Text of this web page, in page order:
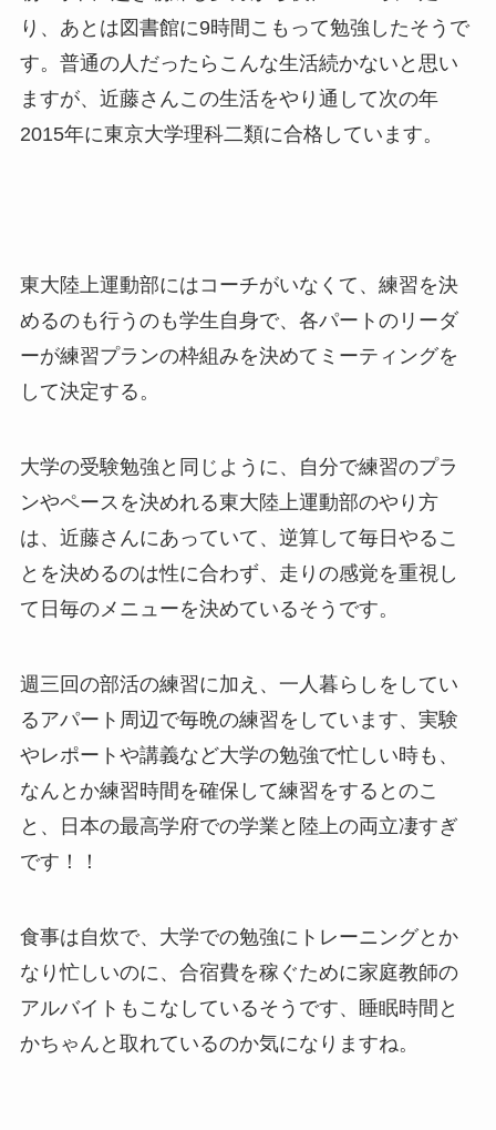
り、あとは図書館に9時間こもって勉強したそうで
す。普通の人だったらこんな生活続かないと思い
ますが、近藤さんこの生活をやり通して次の年
2015年に東京大学理科二類に合格しています。
東大陸上運動部にはコーチがいなくて、練習を決
めるのも行うのも学生自身で、各パートのリーダ
ーが練習プランの枠組みを決めてミーティングを
して決定する。
大学の受験勉強と同じように、自分で練習のプラ
ンやペースを決めれる東大陸上運動部のやり方
は、近藤さんにあっていて、逆算して毎日やるこ
とを決めるのは性に合わず、走りの感覚を重視し
て日毎のメニューを決めているそうです。
週三回の部活の練習に加え、一人暮らしをしてい
るアパート周辺で毎晩の練習をしています、実験
やレポートや講義など大学の勉強で忙しい時も、
なんとか練習時間を確保して練習をするとのこ
と、日本の最高学府での学業と陸上の両立凄すぎ
です！！
食事は自炊で、大学での勉強にトレーニングとか
なり忙しいのに、合宿費を稼ぐために家庭教師の
アルバイトもこなしているそうです、睡眠時間と
かちゃんと取れているのか気になりますね。